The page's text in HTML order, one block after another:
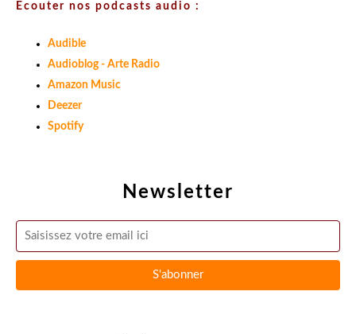
Newsletter
Ecouter nos podcasts audio :
Audible
Audioblog - Arte Radio
Amazon Music
Deezer
Spotify